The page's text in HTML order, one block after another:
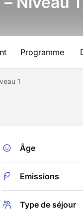
Programme
1
Âge
Emissions
Type de séjour